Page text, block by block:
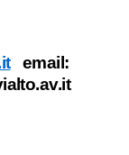
email: